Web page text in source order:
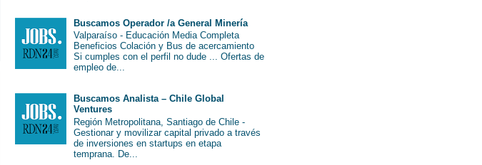
Buscamos Operador /a General Minería
Valparaíso - Educación Media Completa
Beneficios Colación y Bus de acercamiento
Si cumples con el perfil no dude ... Ofertas de
empleo de...
Buscamos Analista – Chile Global
Ventures
Región Metropolitana, Santiago de Chile -
Gestionar y movilizar capital privado a través
de inversiones en startups en etapa
temprana. De...